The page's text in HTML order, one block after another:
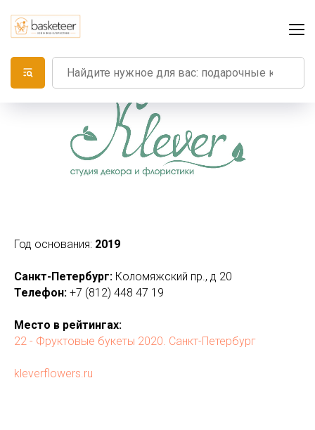
Год основания: 2019
Санкт-Петербург: Коломяжский пр., д 20
Телефон: +7 (812) 448 47 19
Место в рейтингах:
22 - Фруктовые букеты 2020. Санкт-Петербург
kleverflowers.ru